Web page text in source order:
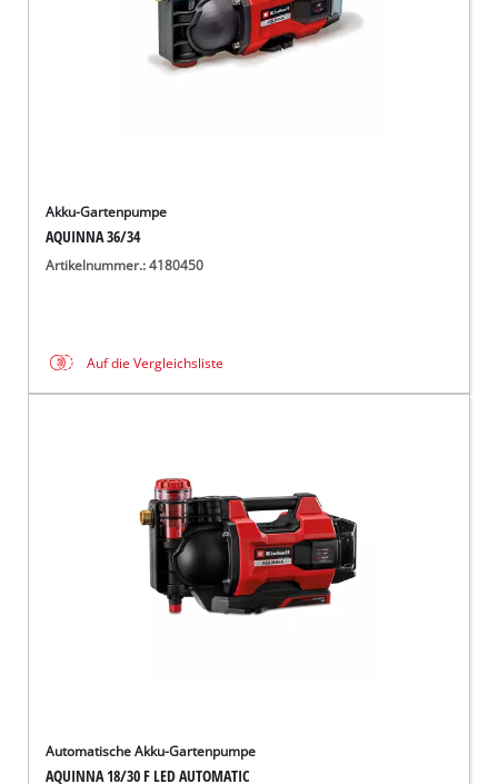
Akku-Gartenpumpe
AQUINNA 36/34
Artikelnummer.: 4180450
Auf die Vergleichsliste
Automatische Akku-Gartenpumpe
AQUINNA 18/30 F LED AUTOMATIC